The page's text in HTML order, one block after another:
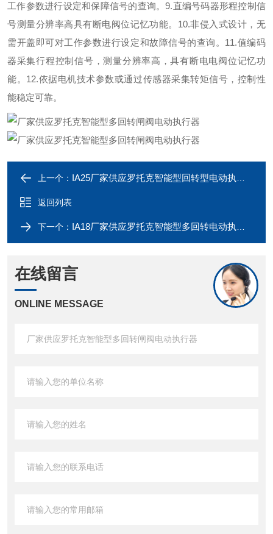
工作参数进行设定和保障信号的查询。9.直编号码器形程控制信
号测量分辨率高具有断电阀位记忆功能。10.非侵入式设计，无
需开盖即可对工作参数进行设定和故障信号的查询。11.值编码
器采集行程控制信号，测量分辨率高，具有断电电阀位记忆功
能。12.依据电机技术参数或通过传感器采集转矩信号，控制性
能稳定可靠。
上一个： IA25厂家供应罗托克智能型回转型电动执行器
返回列表
下一个： IA18厂家供应罗托克智能型多回转电动执行机构
在线留言
ONLINE MESSAGE